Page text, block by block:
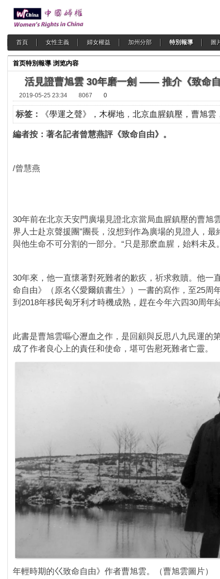
首頁 女性主義 婦女權益 加州分部 特別報導 圖
首页特別報導 浏览内容
活見證曹旭雲 30年磨一劍 —— 推介《致命
2019-05-25 23:34 8067 0
标签： 《學運之聲》，木樨地 ， 北京血腥鎮壓，曹旭雲
編者按：著名記者曾慧燕評《致命自由》。
/曾慧燕
30年前在北京天安門廣場見證北京當局血腥鎮壓的曹旭
界人士赴京聲援團”團長，沒想到作為廣場的見證人，最
與他生命不可分割的一部分。“只是那麽血腥，始料未及
‪30年來，他一直懷著對死難者的歉疚，祈求救贖。他一
命自由》（原名巜愛爾鎮書生》）一書的寫作，至25周
到2018年移民匈牙利才時機成熟，趕在今年六四30周年
此書是曹旭雲嘔心瀝血之作，是回顧與反思八九民運的
成了作者良心上的責任和使命，堪可告慰死難者亡靈。
年輕時期的巜致命自由》作者曹旭雲。（曹旭雲圖片）